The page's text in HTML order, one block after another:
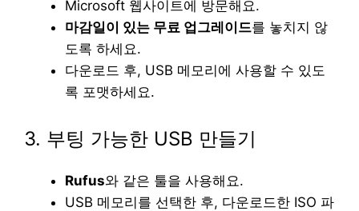
Microsoft 웹사이트에 방문해요.
마감일이 있는 무료 업그레이드를 놓치지 않
도록 하세요.
다운로드 후, USB 메모리에 사용할 수 있도
록 포맷하세요.
3. 부팅 가능한 USB 만들기
Rufus와 같은 툴을 사용해요.
USB 메모리를 선택한 후, 다운로드한 ISO 파